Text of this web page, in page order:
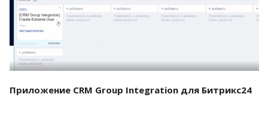
Смотреть проект
Приложение CRM Group Integration для Битрикс24